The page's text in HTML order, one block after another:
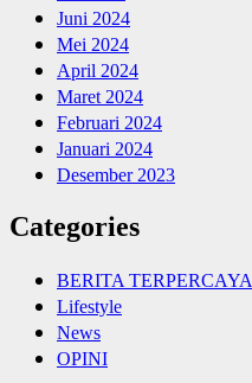
Juni 2024
Mei 2024
April 2024
Maret 2024
Februari 2024
Januari 2024
Desember 2023
Categories
BERITA TERPERCAYA
Lifestyle
News
OPINI